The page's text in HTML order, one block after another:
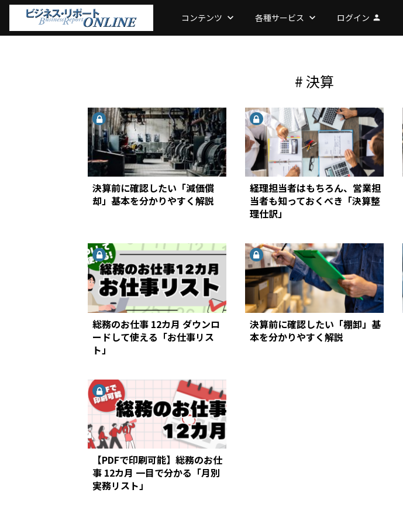
コンテンツ keyboard_arrow_down 各種サービス keyboard_arrow_down ログイン person
# 決算
決算前に確認したい「減価償
却」基本を分かりやすく解説
経理担当者はもちろん、営業担
当者も知っておくべき「決算整
理仕訳」
総務のお仕事 12カ月 ダウンロ
ードして使える「お仕事リス
ト」
決算前に確認したい「棚卸」基
本を分かりやすく解説
【PDFで印刷可能】総務のお仕
事 12カ月 一目で分かる「月別
実務リスト」